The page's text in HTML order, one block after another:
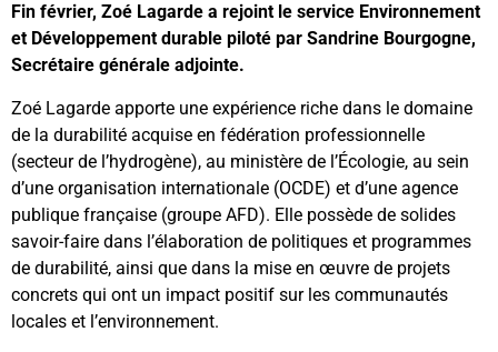
Fin février, Zoé Lagarde a rejoint le service Environnement
et Développement durable piloté par Sandrine Bourgogne,
Secrétaire générale adjointe.
Zoé Lagarde apporte une expérience riche dans le domaine
de la durabilité acquise en fédération professionnelle
(secteur de l’hydrogène), au ministère de l’Écologie, au sein
d’une organisation internationale (OCDE) et d’une agence
publique française (groupe AFD). Elle possède de solides
savoir-faire dans l’élaboration de politiques et programmes
de durabilité, ainsi que dans la mise en œuvre de projets
concrets qui ont un impact positif sur les communautés
locales et l’environnement.